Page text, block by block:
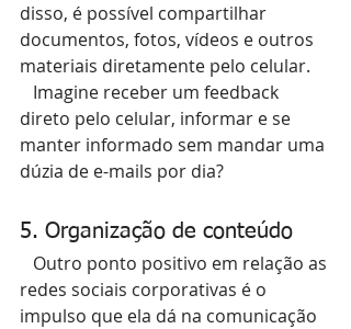
disso, é possível compartilhar
documentos, fotos, vídeos e outros
materiais diretamente pelo celular.
direto pelo celular, informar e se
manter informado sem mandar uma
dúzia de e-mails por dia?
5. Organização de conteúdo
redes sociais corporativas é o
impulso que ela dá na comunicação